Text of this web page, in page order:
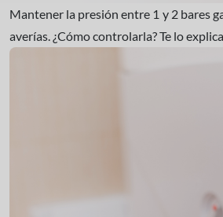
Mantener la presión entre 1 y 2 bares
averías. ¿Cómo controlarla? Te lo